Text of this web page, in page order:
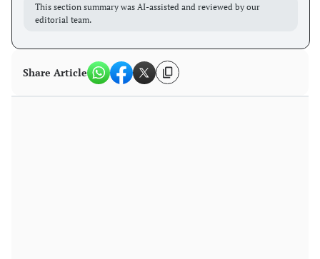
This section summary was AI-assisted and reviewed by our
editorial team.
Share Article